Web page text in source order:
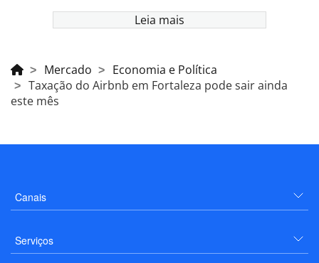
Leia mais
Mercado
Economia e Política
Taxação do Airbnb em Fortaleza pode sair ainda
este mês
Canais
Serviços